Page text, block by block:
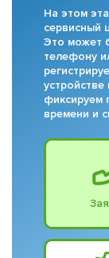
На этом
сервисный
Это может
телефону
устройстве
фиксируем
времени и